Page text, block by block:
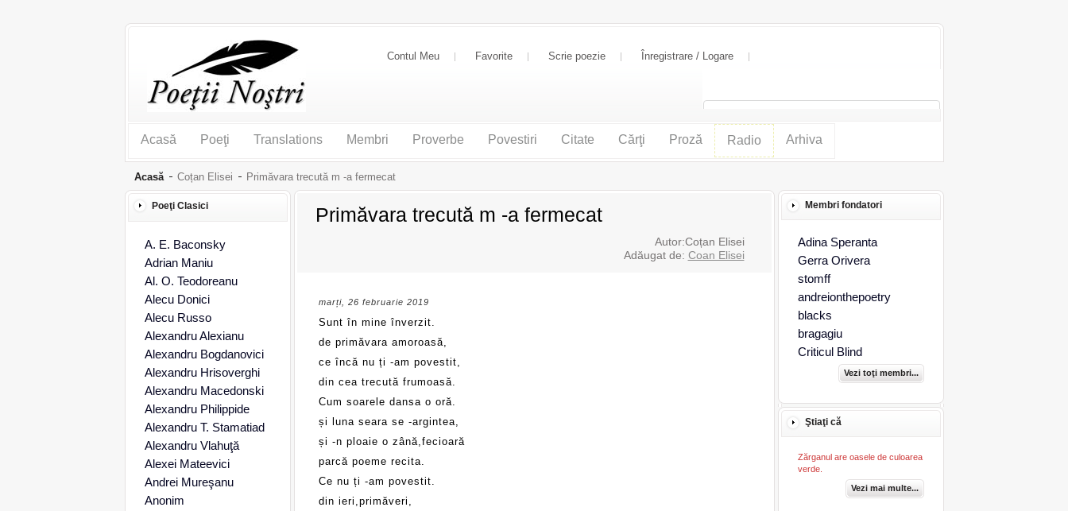
Contul Meu Favorite Scrie poezie Înregistrare / Logare
Acasă Poeţi Translations Membri Proverbe Povestiri Citate Cărţi Proză Radio Arhiva
Acasă Coțan Elisei Primăvara trecută m -a fermecat
Primăvara trecută m -a fermecat
Autor:Coțan Elisei
Adăugat de: Coan Elisei
marți, 26 februarie 2019
Sunt în mine înverzit.
de primăvara amoroasă,
ce încă nu ți -am povestit,
din cea trecută frumoasă.
Cum soarele dansa o oră.
și luna seara se -argintea,
și -n ploaie o zână,fecioară
parcă poeme recita.
Ce nu ți -am povestit.
din ieri,primăveri,
Poeţi Clasici
A. E. Baconsky
Adrian Maniu
Al. O. Teodoreanu
Alecu Donici
Alecu Russo
Alexandru Alexianu
Alexandru Bogdanovici
Alexandru Hrisoverghi
Alexandru Macedonski
Alexandru Philippide
Alexandru T. Stamatiad
Alexandru Vlahuţă
Alexei Mateevici
Andrei Mureşanu
Anonim
Membri fondatori
Adina Speranta
Gerra Orivera
stomff
andreionthepoetry
blacks
bragagiu
Criticul Blind
Vezi toţi membri...
Ştiaţi că
Zărganul are oasele de culoarea
verde.
Vezi mai multe...